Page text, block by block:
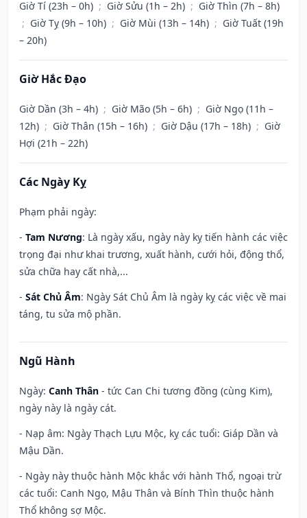
Giờ Tí (23h – 0h) ; Giờ Sửu (1h – 2h) ; Giờ Thìn (7h – 8h)
; Giờ Tỵ (9h – 10h) ; Giờ Mùi (13h – 14h) ; Giờ Tuất (19h
– 20h)
Giờ Hắc Đạo
Giờ Dần (3h – 4h) ; Giờ Mão (5h – 6h) ; Giờ Ngọ (11h –
12h) ; Giờ Thân (15h – 16h) ; Giờ Dậu (17h – 18h) ; Giờ
Hợi (21h – 22h)
Các Ngày Kỵ
Phạm phải ngày:
- Tam Nương: Là ngày xấu, ngày này kỵ tiến hành các việc
trọng đại như khai trương, xuất hành, cưới hỏi, động thổ,
sửa chữa hay cất nhà,...
- Sát Chủ Âm: Ngày Sát Chủ Âm là ngày kỵ các việc về mai
táng, tu sửa mộ phần.
Ngũ Hành
Ngày: Canh Thân - tức Can Chi tương đồng (cùng Kim),
ngày này là ngày cát.
- Nạp âm: Ngày Thạch Lựu Mộc, kỵ các tuổi: Giáp Dần và
Mậu Dần.
- Ngày này thuộc hành Mộc khắc với hành Thổ, ngoại trừ
các tuổi: Canh Ngọ, Mậu Thân và Bính Thìn thuộc hành
Thổ không sợ Mộc.